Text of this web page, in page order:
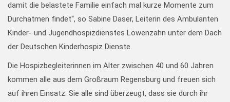
damit die belastete Familie einfach mal kurze Momente zum
Durchatmen findet“, so Sabine Daser, Leiterin des Ambulanten
Kinder- und Jugendhospizdienstes Löwenzahn unter dem Dach
der Deutschen Kinderhospiz Dienste.
Die Hospizbegleiterinnen im Alter zwischen 40 und 60 Jahren
kommen alle aus dem Großraum Regensburg und freuen sich
auf ihren Einsatz. Sie alle sind überzeugt, dass sie durch ihr